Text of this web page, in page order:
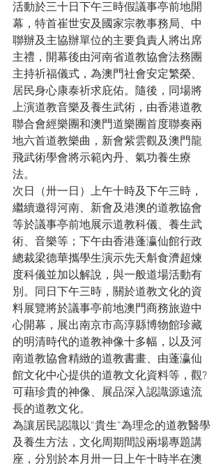
活動於三十日下午三時假議事亭前地開
幕，特首崔世安及國家宗教事務局、中
聯辦及主協辦單位的主要負責人將出席
主禮，開幕後由河南省道教協會法務團
主持祈福儀式，為澳門社會安定繁榮、
居民身心康泰祈求庇佑。隨後，同場將
上演道教音樂及養生武術，由香港道教
聯合會經樂團和澳門道樂團首度聯奏兩
地六首道教樂曲，新會紫雲觀及澳門龍
飛武術學會將示範內丹、氣功養生療
法。
次日（卅一日）上午十時及下午三時，
繼續邀得河南、新會及港澳的道教協會
等於議事亭前地展示道教科儀、養生武
術、音樂等；下午由香港蓬瀛仙館行政
總裁梁德華攜學生演示先天斛食濟超煉
度科儀並加以解說，與一般道場活動有
別。同日下午三時，關於道教文化的資
料展覽將於議事亭前地澳門商務旅遊中
心開幕，展出南京市高淳縣博物館珍藏
的明清時代的道教神像十多幅，以及河
南道教協會精緻的道教書畫、由蓬瀛仙
館文化中心提供的道教文化資料等，觀?
可藉珍貴的神像、展品深入認識源遠流
長的道教文化。
為讓居民認識以“貴生”為理念的道教醫學
及養生方法，文化周期間設兩場專題講
座，分別於本月卅一日上午十時半在澳